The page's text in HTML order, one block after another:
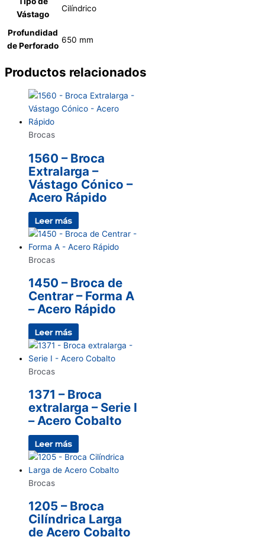
Vástago
Cilíndrico
Profundidad
de Perforado
650 mm
Productos relacionados
Brocas
1560 – Broca
Extralarga –
Vástago Cónico –
Acero Rápido
Leer más
Brocas
1450 – Broca de
Centrar – Forma A
– Acero Rápido
Leer más
Brocas
1371 – Broca
extralarga – Serie I
– Acero Cobalto
Leer más
Brocas
1205 – Broca
Cilíndrica Larga
de Acero Cobalto